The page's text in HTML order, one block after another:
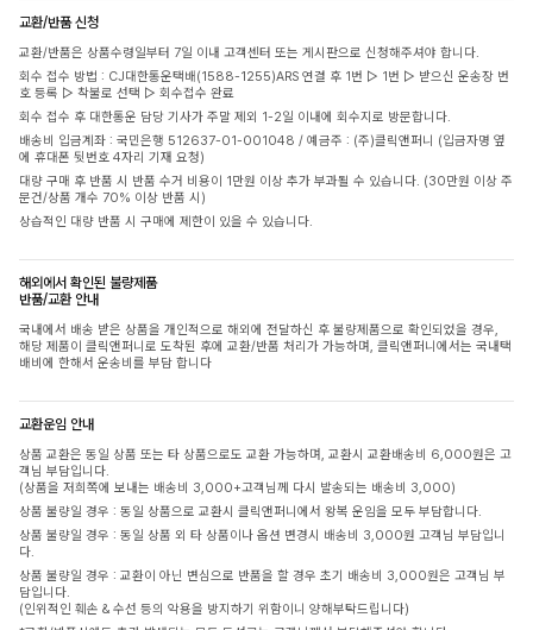
교환/반품 신청
교환/반품은 상품수령일부터 7일 이내 고객센터 또는 게시판으로 신청해주셔야 합니다.
회수 접수 방법 : CJ대한통운택배(1588-1255)ARS 연결 후 1번 ▷ 1번 ▷ 받으신 운송장 번
호 등록 ▷ 착불로 선택 ▷ 회수접수 완료
회수 접수 후 대한통운 담당 기사가 주말 제외 1-2일 이내에 회수지로 방문합니다.
배송비 입금계좌 : 국민은행 512637-01-001048 / 예금주 : (주)클릭앤퍼니 (입금자명 옆
에 휴대폰 뒷번호 4자리 기재 요청)
대량 구매 후 반품 시 반품 수거 비용이 1만원 이상 추가 부과될 수 있습니다. (30만원 이상 주
문건/상품 개수 70% 이상 반품 시)
상습적인 대량 반품 시 구매에 제한이 있을 수 있습니다.
해외에서 확인된 불량제품
반품/교환 안내
국내에서 배송 받은 상품을 개인적으로 해외에 전달하신 후 불량제품으로 확인되었을 경우,
해당 제품이 클릭앤퍼니로 도착된 후에 교환/반품 처리가 가능하며, 클릭앤퍼니에서는 국내택
배비에 한해서 운송비를 부담 합니다
교환운임 안내
상품 교환은 동일 상품 또는 타 상품으로도 교환 가능하며, 교환시 교환배송비 6,000원은 고
객님 부담입니다.
(상품을 저희쪽에 보내는 배송비 3,000+고객님께 다시 발송되는 배송비 3,000)
상품 불량일 경우 : 동일 상품으로 교환시 클릭앤퍼니에서 왕복 운임을 모두 부담합니다.
상품 불량일 경우 : 동일 상품 외 타 상품이나 옵션 변경시 배송비 3,000원 고객님 부담입니
다.
상품 불량일 경우 : 교환이 아닌 변심으로 반품을 할 경우 초기 배송비 3,000원은 고객님 부
담입니다.
(인위적인 훼손 & 수선 등의 악용을 방지하기 위함이니 양해부탁드립니다)